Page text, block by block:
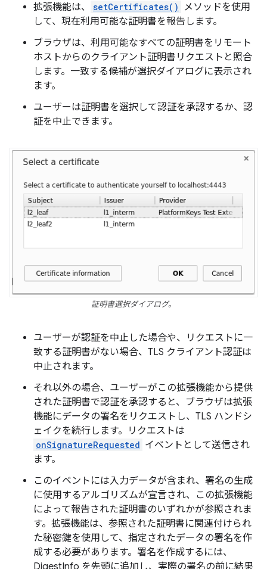
拡張機能は、
setCertificates()
メソッドを使用
して、現在利用可能な証明書を報告します。
ブラウザは、利用可能なすべての証明書をリモート
ホストからのクライアント証明書リクエストと照合
します。一致する候補が選択ダイアログに表示され
ます。
ユーザーは証明書を選択して認証を承認するか、認
証を中止できます。
証明書選択ダイアログ。
ユーザーが認証を中止した場合や、リクエストに一
致する証明書がない場合、TLS クライアント認証は
中止されます。
それ以外の場合、ユーザーがこの拡張機能から提供
された証明書で認証を承認すると、ブラウザは拡張
機能にデータの署名をリクエストし、TLS ハンドシ
ェイクを続行します。リクエストは
onSignatureRequested イベントとして送信され
ます。
このイベントには入力データが含まれ、署名の生成
に使用するアルゴリズムが宣言され、この拡張機能
によって報告された証明書のいずれかが参照されま
す。拡張機能は、参照された証明書に関連付けられ
た秘密鍵を使用して、指定されたデータの署名を作
成する必要があります。署名を作成するには、